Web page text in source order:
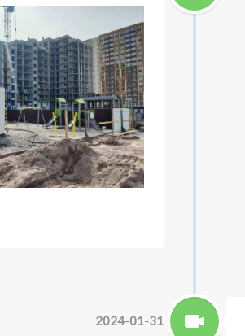
2024-01-31